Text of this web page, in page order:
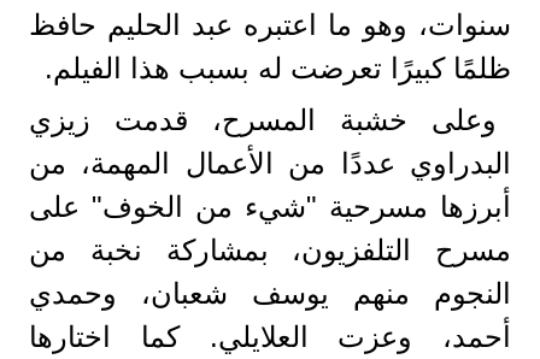
سنوات، وهو ما اعتبره عبد الحليم حافظ
ظلمًا كبيرًا تعرضت له بسبب هذا الفيلم.
وعلى خشبة المسرح، قدمت زيزي
البدراوي عددًا من الأعمال المهمة، من
أبرزها مسرحية "شيء من الخوف" على
مسرح التلفزيون، بمشاركة نخبة من
النجوم منهم يوسف شعبان، وحمدي
أحمد، وعزت العلايلي. كما اختارها